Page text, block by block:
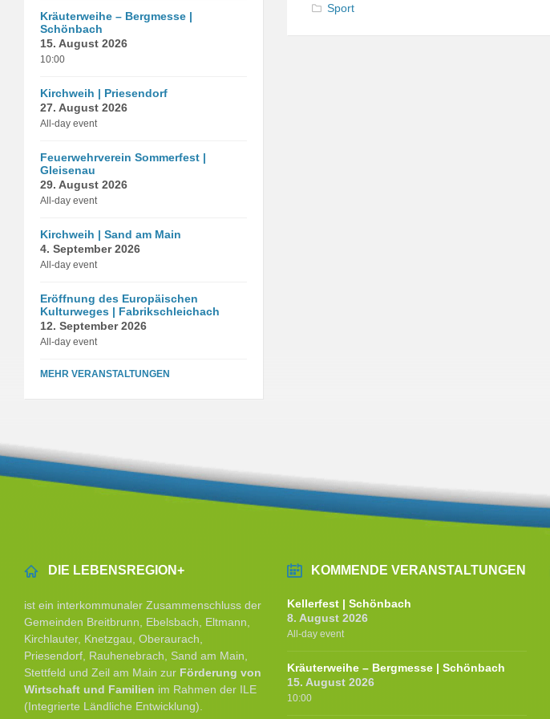
Sport
Kräuterweihe – Bergmesse |
Schönbach
15. August 2026
10:00
Kirchweih | Priesendorf
27. August 2026
All-day event
Feuerwehrverein Sommerfest |
Gleisenau
29. August 2026
All-day event
Kirchweih | Sand am Main
4. September 2026
All-day event
Eröffnung des Europäischen
Kulturweges | Fabrikschleichach
12. September 2026
All-day event
MEHR VERANSTALTUNGEN
DIE LEBENSREGION+
ist ein interkommunaler Zusammenschluss der
Gemeinden Breitbrunn, Ebelsbach, Eltmann,
Kirchlauter, Knetzgau, Oberaurach,
Priesendorf, Rauhenebrach, Sand am Main,
Stettfeld und Zeil am Main zur Förderung von
Wirtschaft und Familien im Rahmen der ILE
(Integrierte Ländliche Entwicklung).
KOMMENDE VERANSTALTUNGEN
Kellerfest | Schönbach
8. August 2026
All-day event
Kräuterweihe – Bergmesse | Schönbach
15. August 2026
10:00